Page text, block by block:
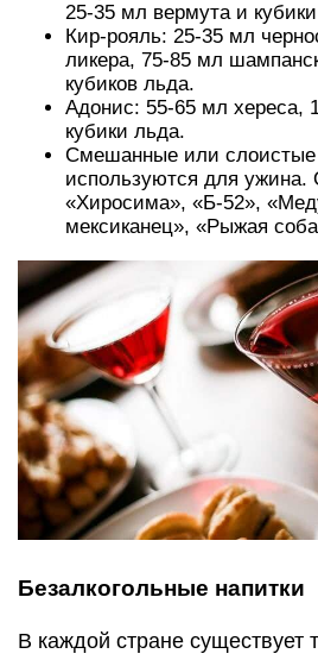
25-35 мл вермута и
Кир-рояль: 25-35 мл
ликера, 75-85 мл
кубиков льда.
Адонис: 55-65 мл хереса,
кубики льда.
Смешанные или
используются для ужина.
«Хиросима», «Б-52»,
мексиканец», «Рыжая
Безалкогольные напитки
В каждой стране существует